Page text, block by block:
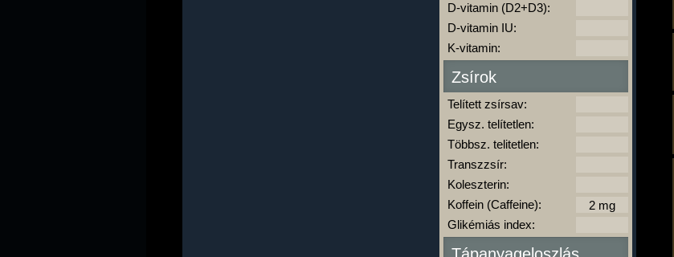
D-vitamin (D2+D3):
D-vitamin IU:
K-vitamin:
Zsírok
Telített zsírsav:
Egysz. telítetlen:
Többsz. telitetlen:
Transzzsír:
Koleszterin:
Koffein (Caffeine):
Glikémiás index: